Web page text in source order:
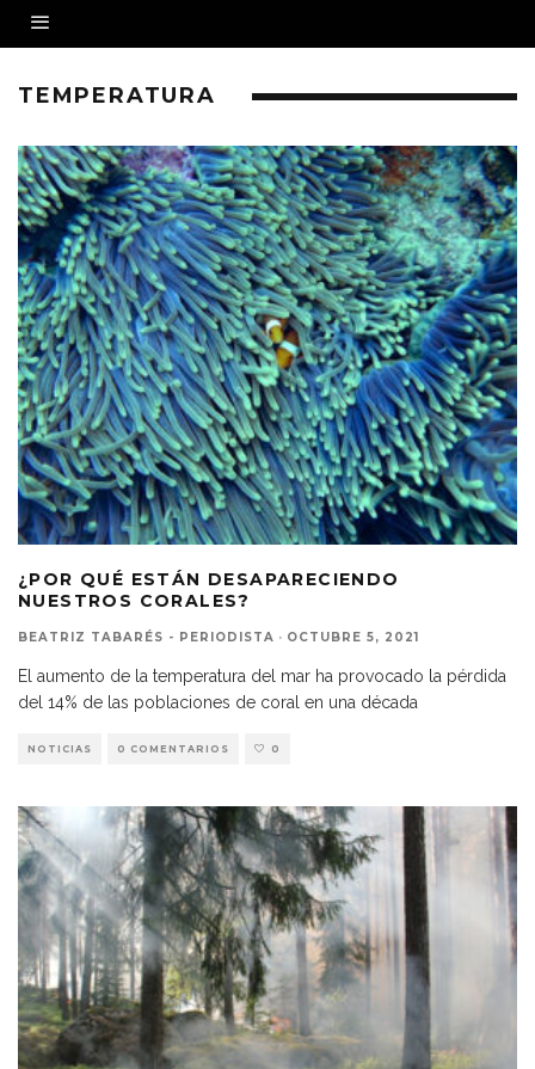
TEMPERATURA
¿POR QUÉ ESTÁN DESAPARECIENDO
NUESTROS CORALES?
BEATRIZ TABARÉS - PERIODISTA · OCTUBRE 5, 2021
El aumento de la temperatura del mar ha provocado la pérdida
del 14% de las poblaciones de coral en una década
NOTICIAS 0 COMENTARIOS 0